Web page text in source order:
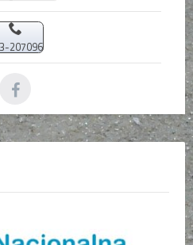
207096